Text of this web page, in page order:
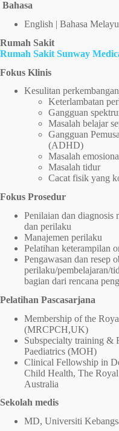
Bahasa
English | Bahasa
Rumah Sakit
Rumah Sakit Sunway
Fokus Klinis
Kesulitan
Keterlambatan
Gangguan
Masalah belajar
Gangguan
(ADHD)
Masalah
Masalah tidur
Cacat fisik yang
Fokus Prosedur
Penilaian dan diagnosis
dan perilaku
Manajemen perilaku
Pelatihan keterampilan
Pengawasan dan resep
perilaku/pembelajaran/
bagian dari rencana
Pelatihan Pascasarjana
Membership of the
(MRCPCH,UK)
Subspecialty training &
Paediatrics (MOH)
Clinical Fellowship in
Child Health, The
Australia
Sekolah medis
MD, Universiti